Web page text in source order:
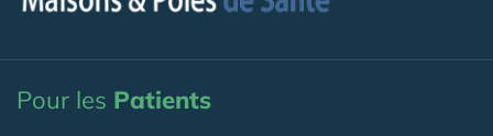
Pour les Patients